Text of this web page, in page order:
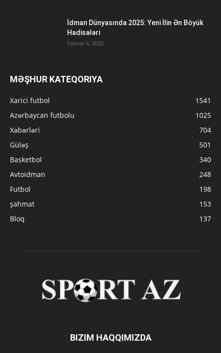
İdman Dünyasında 2025: Yeni İlin Ən Böyük
Hadisələri
Yanvar 4, 2025
MƏŞHUR KATEQORIYA
Xarici futbol
1541
Azərbaycan futbolu
1025
Xəbərləri
704
Güləş
501
Basketbol
340
Avtoidman
248
Futbol
198
şahmat
153
Bloq
137
BIZIM HAQQIMIZDA